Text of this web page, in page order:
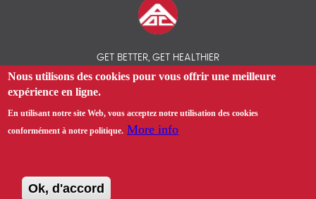
GET BETTER, GET HEALTHIER
© 2026 COMPAREZ VOS ASSURANCES SANTÉ EXPATRIÉS - AOC
Nous utilisons des cookies pour vous offrir une meilleure
expérience en ligne.
En utilisant notre site Web, vous acceptez notre utilisation des cookies
conformément à notre politique. More info
Ok, d'accord